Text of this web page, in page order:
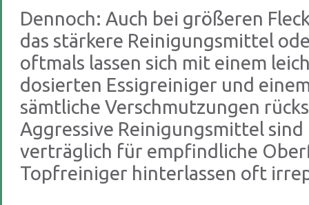
Dennoch: Auch bei größeren
das stärkere Reinigungsmittel
oftmals lassen sich mit einem
dosierten Essigreiniger und
sämtliche Verschmutzungen
Aggressive Reinigungsmittel
verträglich für empfindliche
Topfreiniger hinterlassen oft